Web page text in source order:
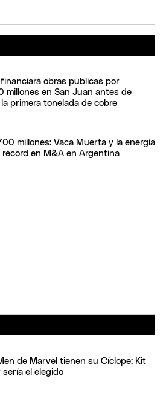
obras públicas por
millones en San Juan antes de
primera tonelada de cobre
millones: Vaca Muerta y la energía
récord en M&A en Argentina
de Marvel tienen su Cíclope: Kit
sería el elegido